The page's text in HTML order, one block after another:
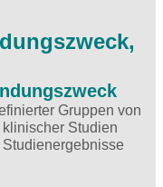
Gruppen von
Studien